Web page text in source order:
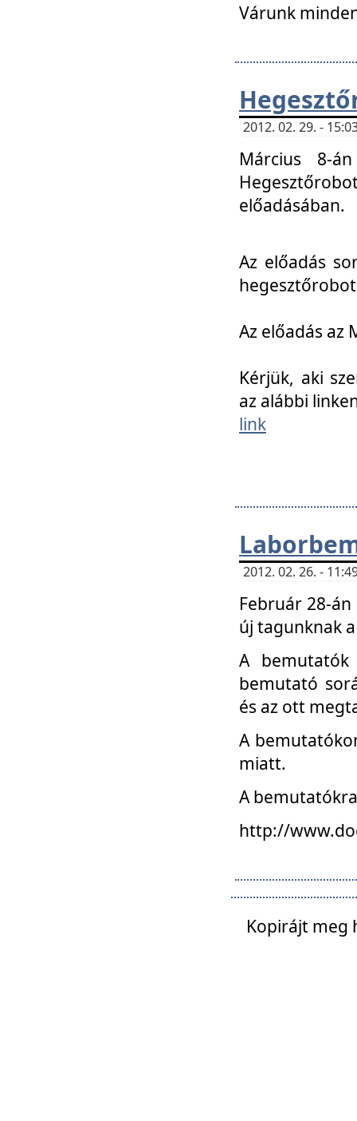
Várunk
2012. 02. 29. -
Március 8-
előadásában.
Az előadás
Az előadás az
Kérjük, aki
az alábbi
link
2012. 02. 26. -
Február 28-
új tagunknak
A
bemutató
és az ott
A
miatt.
A
http://
Kopirájt meg